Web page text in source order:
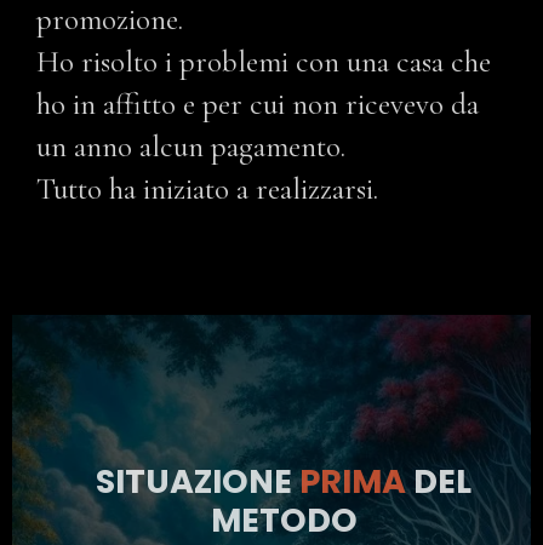
promozione.
Ho risolto i problemi con una casa che
ho in affitto e per cui non ricevevo da
un anno alcun pagamento.
Tutto ha iniziato a realizzarsi.
SITUAZIONEPRIMA DEL
METODO